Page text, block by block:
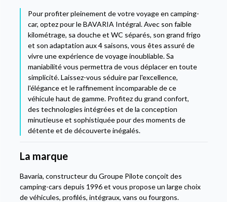
Pour profiter pleinement de votre voyage en camping-
car, optez pour le BAVARIA Intégral. Avec son faible
kilométrage, sa douche et WC séparés, son grand frigo
et son adaptation aux 4 saisons, vous êtes assuré de
vivre une expérience de voyage inoubliable. Sa
maniabilité vous permettra de vous déplacer en toute
simplicité. Laissez-vous séduire par l'excellence,
l'élégance et le raffinement incomparable de ce
véhicule haut de gamme. Profitez du grand confort,
des technologies intégrées et de la conception
minutieuse et sophistiquée pour des moments de
détente et de découverte inégalés.
La marque
Bavaria, constructeur du Groupe Pilote conçoit des
camping-cars depuis 1996 et vous propose un large choix
de véhicules, profilés, intégraux, vans ou fourgons.